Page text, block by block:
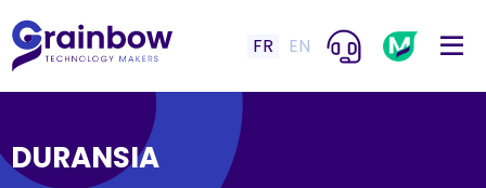
FR EN
DURANSIA